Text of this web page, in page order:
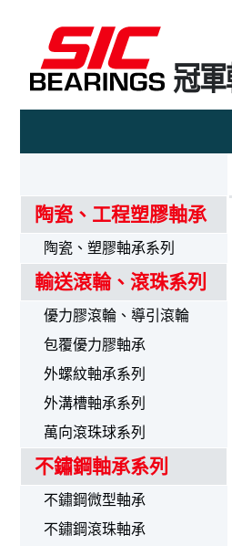
冠
陶瓷、工程塑膠軸承
陶瓷、塑膠軸承系列
輸送滾輪、滾珠系列
優力膠滾輪、導引滾輪
包覆優力膠軸承
外螺紋軸承系列
外溝槽軸承系列
萬向滾珠球系列
不鏽鋼軸承系列
不鏽鋼微型軸承
不鏽鋼滾珠軸承